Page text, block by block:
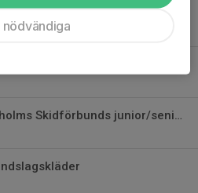
17/10 - 19/10
Inbjudan till Stockholms Skidförbunds junior/seniorläger 2025
nödvändiga